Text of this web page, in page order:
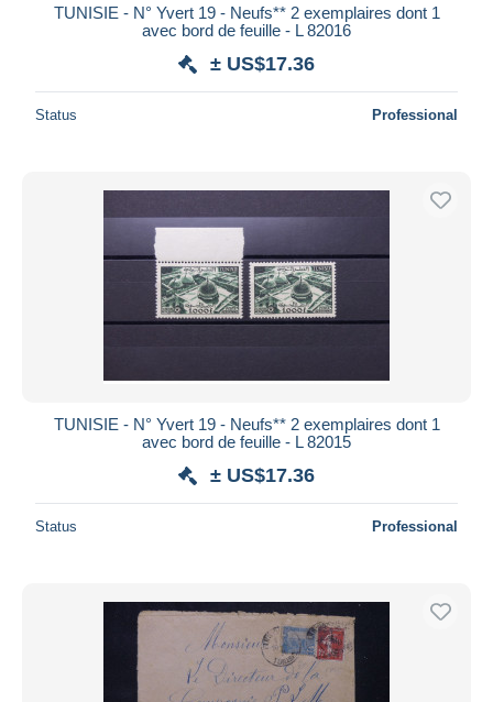
TUNISIE - N° Yvert 19 - Neufs** 2 exemplaires dont 1
avec bord de feuille - L 82016
± US$17.36
Status Professional
TUNISIE - N° Yvert 19 - Neufs** 2 exemplaires dont 1
avec bord de feuille - L 82015
± US$17.36
Status Professional